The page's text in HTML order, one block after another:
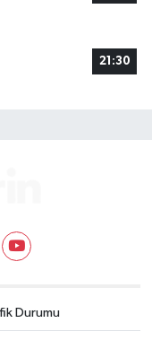
21:30
Durumu